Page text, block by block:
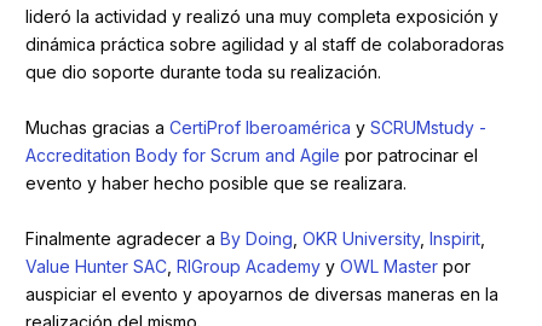
lideró la actividad y realizó una muy completa exposición y
dinámica práctica sobre agilidad y al staff de colaboradoras
que dio soporte durante toda su realización.
Muchas gracias a CertiProf Iberoamérica y SCRUMstudy -
Accreditation Body for Scrum and Agile por patrocinar el
evento y haber hecho posible que se realizara.
Finalmente agradecer a By Doing OKR University, Inspirit
Value Hunter SAC RIGroup Academy y OWL Master por
auspiciar el evento y apoyarnos de diversas maneras en la
realización del mismo.